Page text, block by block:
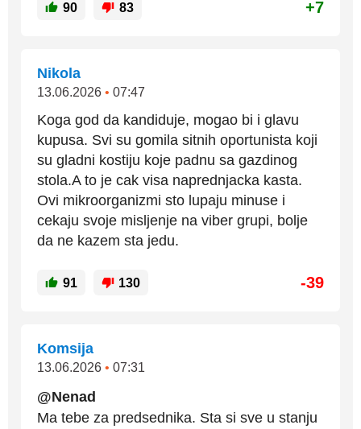
90 83 +7
Nikola
13.06.2026 • 07:47
Koga god da kandiduje, mogao bi i glavu
kupusa. Svi su gomila sitnih oportunista koji
su gladni kostiju koje padnu sa gazdinog
stola.A to je cak visa naprednjacka kasta.
Ovi mikroorganizmi sto lupaju minuse i
cekaju svoje misljenje na viber grupi, bolje
da ne kazem sta jedu.
91 130 -39
Komsija
13.06.2026 • 07:31
@Nenad
Ma tebe za predsednika. Sta si sve u stanju